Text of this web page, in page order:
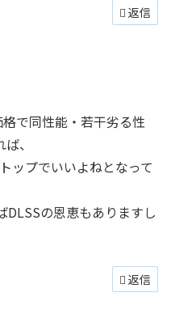
返信
で同性能・若干劣る性
、
ップでいいよねとなって
DLSSの恩恵もありますし
返信